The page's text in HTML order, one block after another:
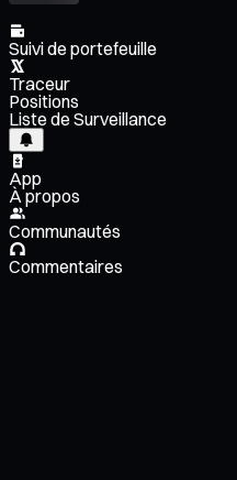
Suivi de portefeuille
Traceur
Positions
Liste de Surveillance
App
À propos
Communautés
Commentaires